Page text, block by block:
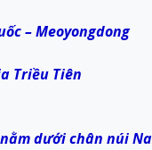
– Meoyongdong
Triều Tiên
dưới chân núi